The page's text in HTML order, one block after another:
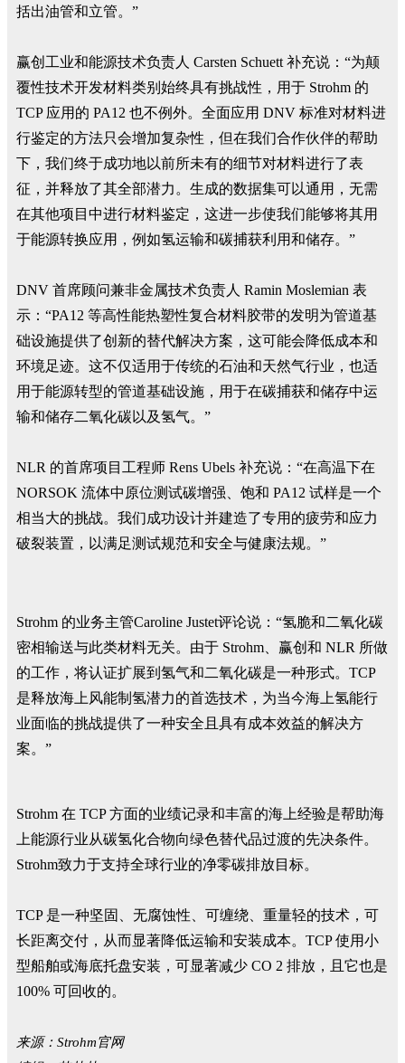
括出油管和立管。”
赢创工业和能源技术负责人 Carsten Schuett 补充说：“为颠
覆性技术开发材料类别始终具有挑战性，用于 Strohm 的
TCP 应用的 PA12 也不例外。全面应用 DNV 标准对材料进
行鉴定的方法只会增加复杂性，但在我们合作伙伴的帮助
下，我们终于成功地以前所未有的细节对材料进行了表
征，并释放了其全部潜力。生成的数据集可以通用，无需
在其他项目中进行材料鉴定，这进一步使我们能够将其用
于能源转换应用，例如氢运输和碳捕获利用和储存。”
DNV 首席顾问兼非金属技术负责人 Ramin Moslemian 表
示：“PA12 等高性能热塑性复合材料胶带的发明为管道基
础设施提供了创新的替代解决方案，这可能会降低成本和
环境足迹。这不仅适用于传统的石油和天然气行业，也适
用于能源转型的管道基础设施，用于在碳捕获和储存中运
输和储存二氧化碳以及氢气。”
NLR 的首席项目工程师 Rens Ubels 补充说：“在高温下在
NORSOK 流体中原位测试碳增强、饱和 PA12 试样是一个
相当大的挑战。我们成功设计并建造了专用的疲劳和应力
破裂装置，以满足测试规范和安全与健康法规。”
Strohm 的业务主管Caroline Justet评论说：“氢脆和二氧化碳
密相输送与此类材料无关。由于 Strohm、赢创和 NLR 所做
的工作，将认证扩展到氢气和二氧化碳是一种形式。TCP
是释放海上风能制氢潜力的首选技术，为当今海上氢能行
业面临的挑战提供了一种安全且具有成本效益的解决方
案。”
Strohm 在 TCP 方面的业绩记录和丰富的海上经验是帮助海
上能源行业从碳氢化合物向绿色替代品过渡的先决条件。
Strohm致力于支持全球行业的净零碳排放目标。
TCP 是一种坚固、无腐蚀性、可缠绕、重量轻的技术，可
长距离交付，从而显著降低运输和安装成本。TCP 使用小
型船舶或海底托盘安装，可显著减少 CO 2 排放，且它也是
100% 可回收的。
来源：Strohm官网